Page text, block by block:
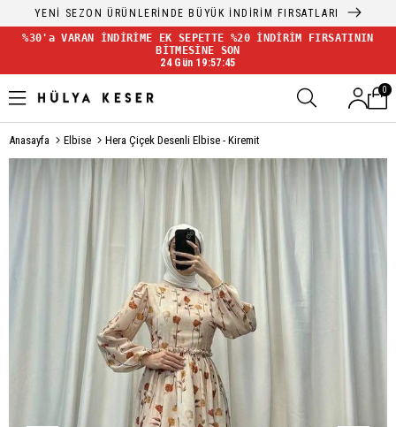
YENİ SEZON ÜRÜNLERİNDE BÜYÜK İNDİRİM FIRSATLARI
%30'a VARAN İNDİRİME EK SEPETTE %20 İNDİRİM FIRSATININ
BİTMESİNE SON
24 Gün 19:57:45
0
Anasayfa Elbise Hera Çiçek Desenli Elbise - Kiremit